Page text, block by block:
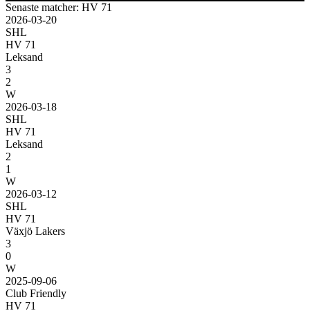
Senaste matcher: HV 71
2026-03-20
SHL
HV 71
Leksand
3
2
W
2026-03-18
SHL
HV 71
Leksand
2
1
W
2026-03-12
SHL
HV 71
Växjö Lakers
3
0
W
2025-09-06
Club Friendly
HV 71